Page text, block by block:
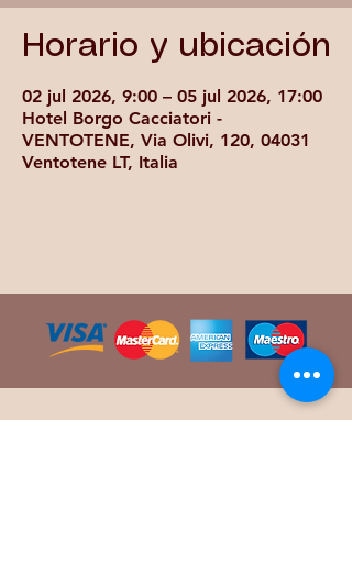
Horario y ubicación
02 jul 2026, 9:00 – 05 jul 2026, 17:00
Hotel Borgo Cacciatori -
VENTOTENE, Via Olivi, 120, 04031
Ventotene LT, Italia